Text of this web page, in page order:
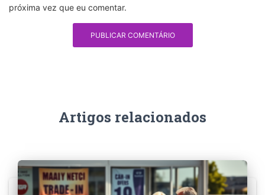
próxima vez que eu comentar.
Artigos relacionados